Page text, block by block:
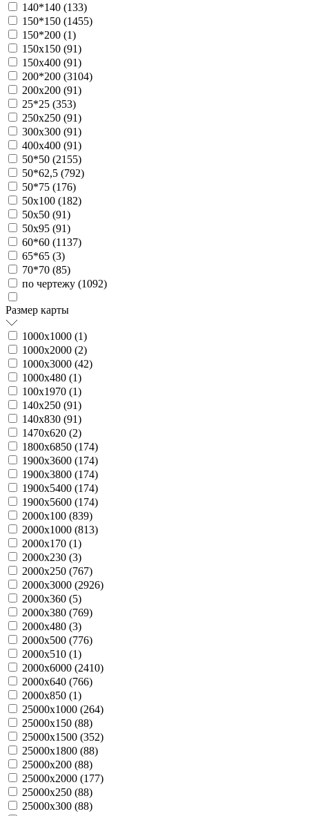
140*140 (133)
150*150 (1455)
150*200 (1)
150х150 (91)
150х400 (91)
200*200 (3104)
200х200 (91)
25*25 (353)
250х250 (91)
300х300 (91)
400х400 (91)
50*50 (2155)
50*62,5 (792)
50*75 (176)
50х100 (182)
50х50 (91)
50х95 (91)
60*60 (1137)
65*65 (3)
70*70 (85)
по чертежу (1092)
Размер карты
1000х1000 (1)
1000х2000 (2)
1000х3000 (42)
1000х480 (1)
100х1970 (1)
140х250 (91)
140х830 (91)
1470х620 (2)
1800х6850 (174)
1900х3600 (174)
1900х3800 (174)
1900х5400 (174)
1900х5600 (174)
2000х100 (839)
2000х1000 (813)
2000х170 (1)
2000х230 (3)
2000х250 (767)
2000х3000 (2926)
2000х360 (5)
2000х380 (769)
2000х480 (3)
2000х500 (776)
2000х510 (1)
2000х6000 (2410)
2000х640 (766)
2000х850 (1)
25000х1000 (264)
25000х150 (88)
25000х1500 (352)
25000х1800 (88)
25000х200 (88)
25000х2000 (177)
25000х250 (88)
25000х300 (88)